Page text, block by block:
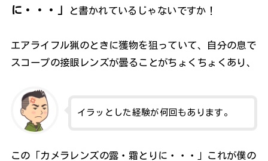
に・・・」
と書かれているじゃないですか！
エアライフル猟のときに獲物を狙っていて、自分の息で
スコープの接眼レンズが曇ることがちょくちょくあり、
イラッとした経験が何回もあります。
この「カメラレンズの露・霜とりに・・・」これが僕の